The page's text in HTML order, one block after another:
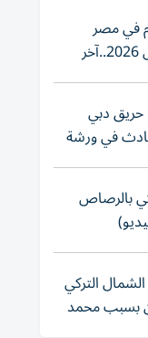
في مصر
الأربعاء 5 أغسطس 2026..آخر
دبي
في ورشة
بالرصاص
التركي
بسبب محمد